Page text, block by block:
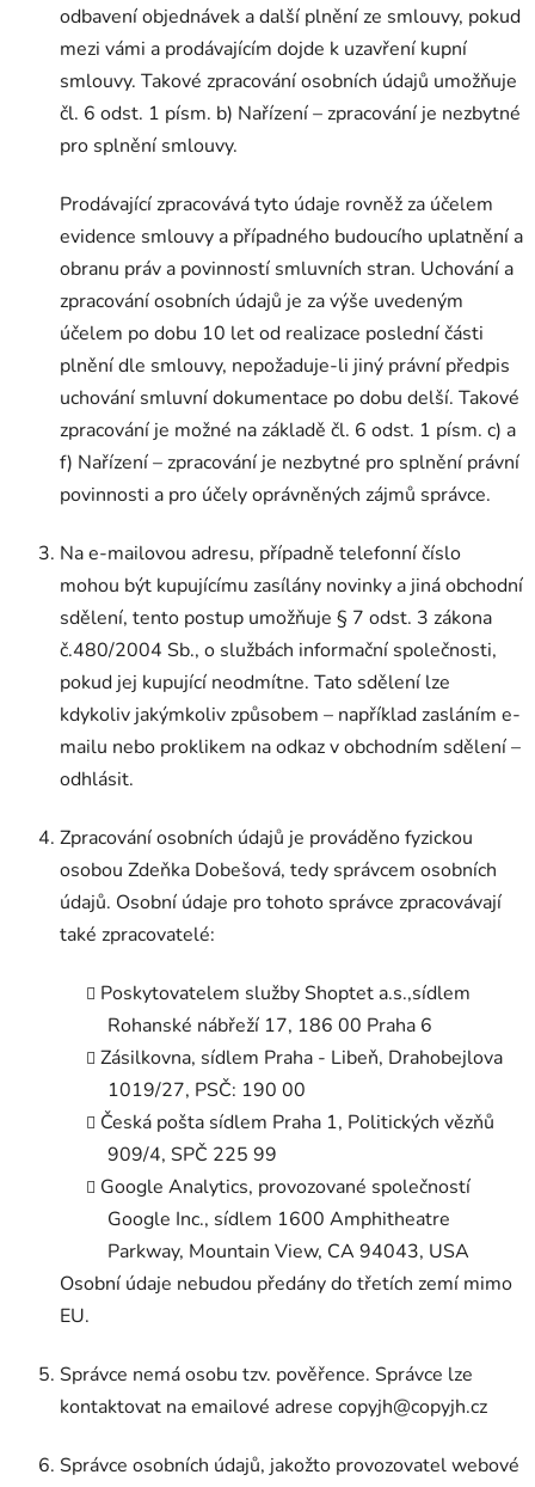
odbavení objednávek a další plnění ze smlouvy, pokud
mezi vámi a prodávajícím dojde k uzavření kupní
smlouvy. Takové zpracování osobních údajů umožňuje
čl. 6 odst. 1 písm. b) Nařízení – zpracování je nezbytné
pro splnění smlouvy.
Prodávající zpracovává tyto údaje rovněž za účelem
evidence smlouvy a případného budoucího uplatnění a
obranu práv a povinností smluvních stran. Uchování a
zpracování osobních údajů je za výše uvedeným
účelem po dobu 10 let od realizace poslední části
plnění dle smlouvy, nepožaduje-li jiný právní předpis
uchování smluvní dokumentace po dobu delší. Takové
zpracování je možné na základě čl. 6 odst. 1 písm. c) a
f) Nařízení – zpracování je nezbytné pro splnění právní
povinnosti a pro účely oprávněných zájmů správce.
Na e-mailovou adresu, případně telefonní číslo
mohou být kupujícímu zasílány novinky a jiná obchodní
sdělení, tento postup umožňuje § 7 odst. 3 zákona
č.480/2004 Sb., o službách informační společnosti,
pokud jej kupující neodmítne. Tato sdělení lze
kdykoliv jakýmkoliv způsobem – například zasláním e-
mailu nebo proklikem na odkaz v obchodním sdělení –
odhlásit.
Zpracování osobních údajů je prováděno fyzickou
osobou Zdeňka Dobešová, tedy správcem osobních
údajů. Osobní údaje pro tohoto správce zpracovávají
také zpracovatelé:
Poskytovatelem služby Shoptet a.s.,sídlem
Rohanské nábřeží 17, 186 00 Praha 6
Zásilkovna, sídlem Praha - Libeň, Drahobejlova
1019/27, PSČ: 190 00
Česká pošta sídlem Praha 1, Politických vězňů
909/4, SPČ 225 99
Google Analytics, provozované společností
Google Inc., sídlem 1600 Amphitheatre
Parkway, Mountain View, CA 94043, USA
Osobní údaje nebudou předány do třetích zemí mimo
EU.
Správce nemá osobu tzv. pověřence. Správce lze
kontaktovat na emailové adrese copyjh@copyjh.cz
Správce osobních údajů, jakožto provozovatel webové